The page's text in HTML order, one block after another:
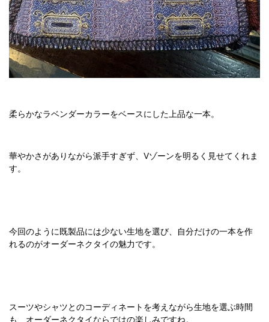
柔らかなラベンダーカラーをベースにした上品な一本。
華やかさがありながら派手すぎず、Vゾーンを明るく見せてくれま
す。
今回のように既製品には少ない生地を選び、自分だけの一本を作
れるのがオーダーネクタイの魅力です。
スーツやシャツとのコーディネートを考えながら生地を選ぶ時間
も、オーダーネクタイならではの楽しみですね。